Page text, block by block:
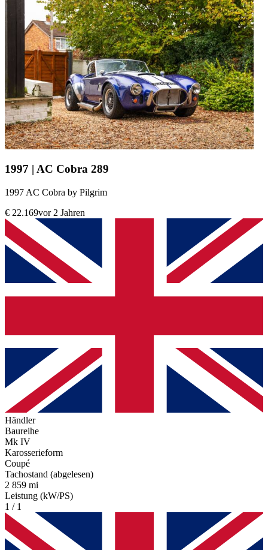
1997 | AC Cobra 289
1997 AC Cobra by Pilgrim
€ 22.169vor 2 Jahren
Händler
Baureihe
Mk IV
Karosserieform
Coupé
Tachostand (abgelesen)
2 859 mi
Leistung (kW/PS)
1 / 1